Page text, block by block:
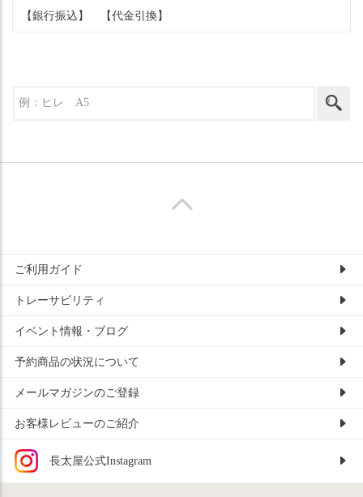
【銀行振込】
【代金引換】
ご利用ガイド
トレーサビリティ
イベント情報・ブログ
予約商品の状況について
メールマガジンのご登録
お客様レビューのご紹介
長太屋公式Instagram